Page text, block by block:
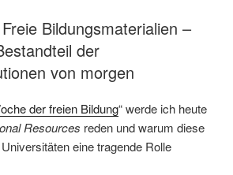
Bildungsmaterialien –
der
von morgen
der freien Bildung“ werde ich heute
Resources reden und warum diese
eine tragende Rolle